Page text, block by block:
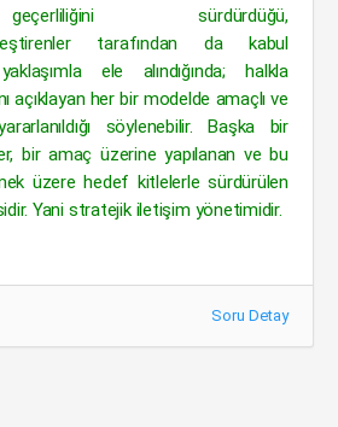
sürdürdüğü,
tarafından da kabul
ele alındığında; halkla
açıklayan her bir modelde amaçlı ve
söylenebilir. Başka bir
bir amaç üzerine yapılanan ve bu
üzere hedef kitlelerle sürdürülen
Yani stratejik iletişim yönetimidir.
Soru Detay